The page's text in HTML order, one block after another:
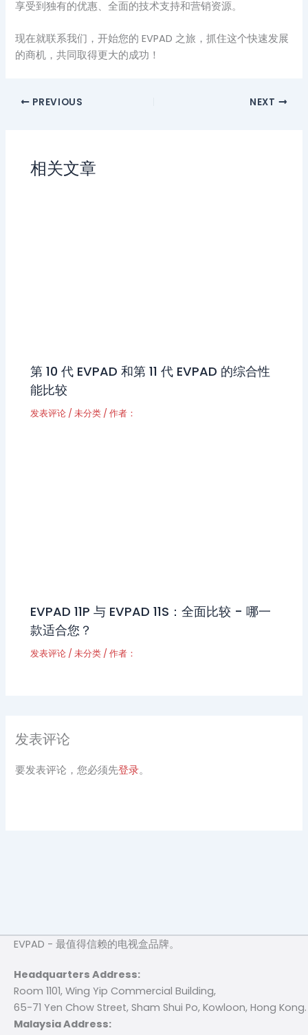
享受到独有的优惠、全面的技术支持和营销资源。
现在就联系我们，开始您的 EVPAD 之旅，抓住这个快速发展
的商机，共同取得更大的成功！
PREVIOUS NEXT
相关文章
第 10 代 EVPAD 和第 11 代 EVPAD 的综合性
能比较
发表评论 /未分类 / 作者：
EVPAD 11P 与 EVPAD 11S：全面比较 - 哪一
款适合您？
发表评论 /未分类 / 作者：
发表评论
要发表评论，您必须先登录。
EVPAD - 最值得信赖的电视盒品牌。
Headquarters Address:
Room 1101, Wing Yip Commercial Building,
65-71 Yen Chow Street, Sham Shui Po, Kowloon, Hong Kong.
Malaysia Address: